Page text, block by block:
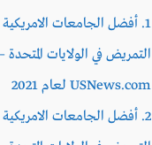
1. أفضل الجامعات
التمريض في الولايات
USNews.com لعام 2021
2. أفضل الجامعات